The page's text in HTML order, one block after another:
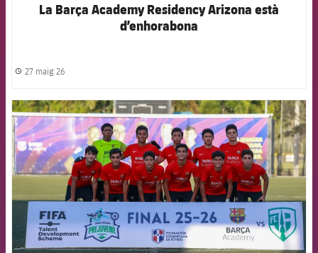
La Barça Academy Residency Arizona està
d’enhorabona
label.share.clock
27 maig 26
FCB Barcelona badge